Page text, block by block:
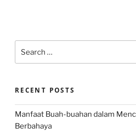
for:
RECENT POSTS
Manfaat Buah-buahan dalam
Berbahaya